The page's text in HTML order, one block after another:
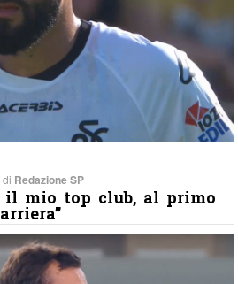
Redazione SP
il mio top club, al primo